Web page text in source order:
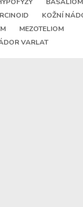
KOŽNÍ
MEZOTELIOM
VARLAT